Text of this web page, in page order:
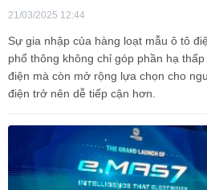
21/03/2025 12:44
Sự gia nhập của hàng loạt mẫu ô tô
phổ thông không chỉ góp phần hạ
điện mà còn mở rộng lựa chọn cho
điện trở nên dễ tiếp cận hơn.